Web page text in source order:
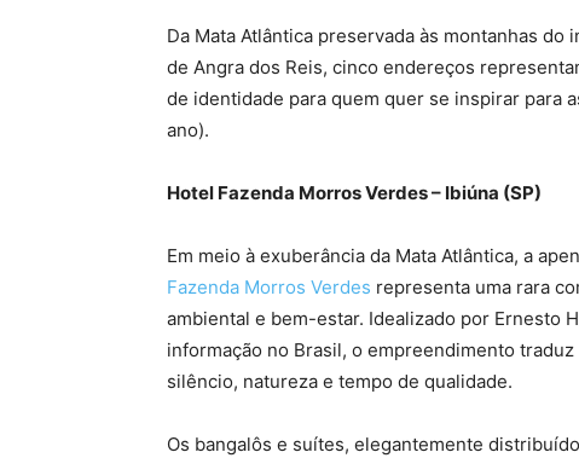
Da Mata Atlântica preservada às montanhas
de Angra dos Reis, cinco endereços
de identidade para quem quer se inspirar para
ano).
Hotel Fazenda Morros Verdes – Ibiúna (SP)
Em meio à exuberância da Mata Atlântica, a
Fazenda Morros Verdes representa uma rara
ambiental e bem-estar. Idealizado por Ernesto
informação no Brasil, o empreendimento
silêncio, natureza e tempo de qualidade.
Os bangalôs e suítes, elegantemente